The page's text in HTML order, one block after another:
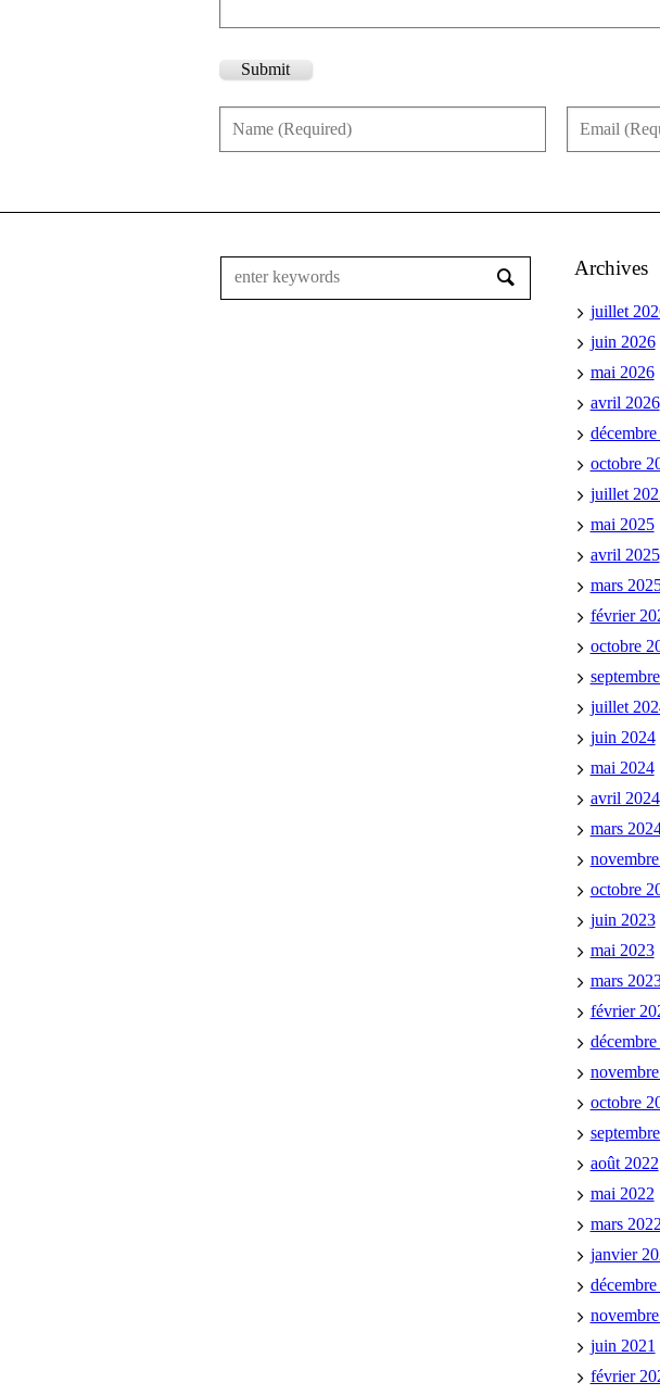
Submit
Archives
juillet
juin 2026
mai 2026
avril 2026
octobre
juillet
mai 2025
avril 2025
mars
février
octobre
juillet
juin 2024
mai 2024
avril 2024
mars
octobre
juin 2023
mai 2023
mars
février
octobre
août 2022
mai 2022
mars 2022
janvier
décembre
juin 2021
février